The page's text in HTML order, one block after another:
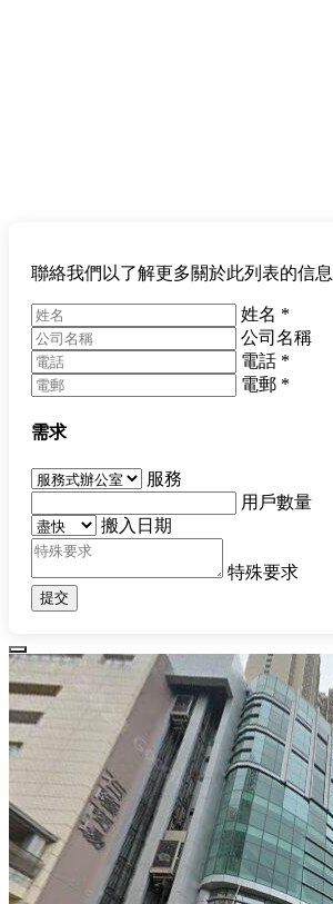
聯絡我們以了解更多關於此列表的信息
姓名 *
公司名稱
電話 *
電郵 *
需求
服務
用戶數量
搬入日期
特殊要求
提交